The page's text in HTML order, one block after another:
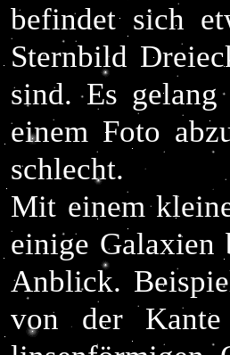
befindet sich
Sternbild
sind. Es
einem Foto
schlecht.
Mit einem
einige Galaxien
Anblick.
von der Kante